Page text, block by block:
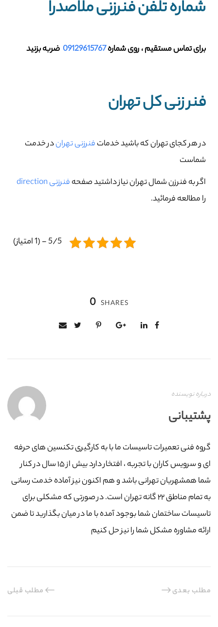
شماره تلفن فنرزنی ملاصدرا
برای تماس مستقیم ، روی شماره09129615767 ضربه بزنید
فنر زنی کل تهران
در هر کجای تهران که باشید خدماتفنرزنی تهراندر خدمت
شماست
اگر به فنرزن شمال تهران نیاز داشتید صفحهفنرزنی direction
را مطالعه فرمائید.
5/5 - (1 امتیاز)
0 SHARES
درباره نویسنده
پشتیبانی
گروه فنی تعمیرات تاسیسات ما با به‌ کارگیری تکنسین های حرفه
ای و سرویس کاران با تجربه ، افتخار دارد بیش از ۱۵ سال در کنار
شما همشهریان تهرانی باشد و هم اکنون نیز آماده خدمت رسانی
به تمام مناطق ۲۲ گانه تهران است. در صورتی که مشکلی برای
تاسیسات ساختمان شما بوجود آمده با ما در میان بگذارید تا ضمن
ارائه مشاوره مشکل شما را نیز حل کنیم
مطلب قبلی مطلب بعدی